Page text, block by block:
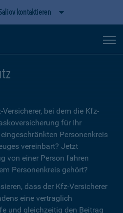
kontaktieren
bei dem die Kfz-
für Ihr
Personenkreis
vereinbart? Jetzt
von einer Person fahren
Personenkreis gehört?
dass der Kfz-Versicherer
eine vertraglich
und gleichzeitig den Beitrag